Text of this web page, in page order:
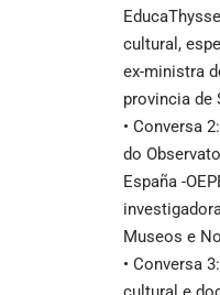
cultural,
ex-ministra
provincia de
• Conversa
do
España -
Museos e
• Conversa